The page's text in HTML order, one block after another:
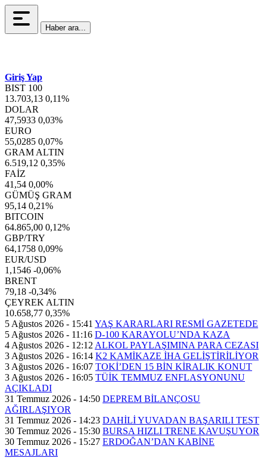
Haber ara...
Giriş Yap
BIST 100
13.703,13 0,11%
DOLAR
47,5933 0,03%
EURO
55,0285 0,07%
GRAM ALTIN
6.519,12 0,35%
FAİZ
41,54 0,00%
GÜMÜŞ GRAM
95,14 0,21%
BITCOIN
64.865,00 0,12%
GBP/TRY
64,1758 0,09%
EUR/USD
1,1546 -0,06%
BRENT
79,18 -0,34%
ÇEYREK ALTIN
10.658,77 0,35%
5 Ağustos 2026 - 15:41 YAŞ KARARLARI RESMİ GAZETEDE
5 Ağustos 2026 - 11:16 D-100 KARAYOLU’NDA KAZA
4 Ağustos 2026 - 12:12 ALKOL PAYLAŞIMINA PARA CEZASI
3 Ağustos 2026 - 16:14 K2 KAMİKAZE İHA GELİŞTİRİLİYOR
3 Ağustos 2026 - 16:07 TOKİ’DEN 15 BİN KİRALIK KONUT
3 Ağustos 2026 - 16:05 TÜİK TEMMUZ ENFLASYONUNU
AÇIKLADI
31 Temmuz 2026 - 14:50 DEPREM BİLANÇOSU
AĞIRLAŞIYOR
31 Temmuz 2026 - 14:23 DAHİLİ YUVADAN BAŞARILI TEST
30 Temmuz 2026 - 15:30 BURSA HIZLI TRENE KAVUŞUYOR
30 Temmuz 2026 - 15:27 ERDOĞAN’DAN KABİNE
MESAJLARI